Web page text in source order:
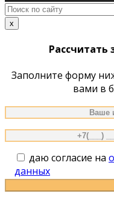
Поиск
по
x
Заполните форму
вами в
даю согласие на
данных